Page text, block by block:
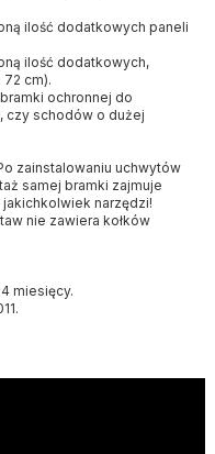
ilość dodatkowych paneli
ilość dodatkowych,
cm).
ochronnej do
czy schodów o dużej
zainstalowaniu uchwytów
samej bramki zajmuje
narzędzi!
nie zawiera kołków
miesięcy.